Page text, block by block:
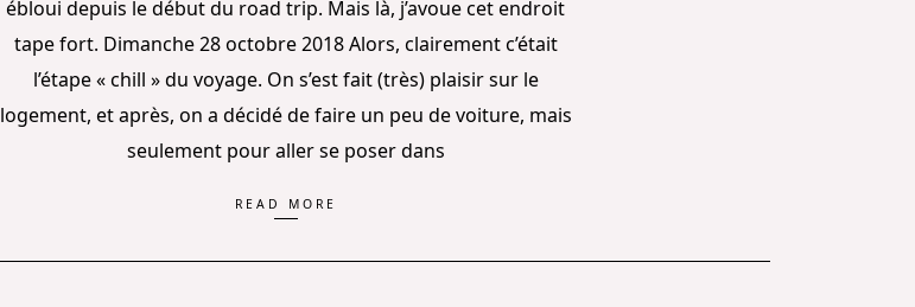
ébloui depuis le début du road trip. Mais là, j’avoue cet endroit
tape fort. Dimanche 28 octobre 2018 Alors, clairement c’était
l’étape « chill » du voyage. On s’est fait (très) plaisir sur le
logement, et après, on a décidé de faire un peu de voiture, mais
seulement pour aller se poser dans
READ MORE